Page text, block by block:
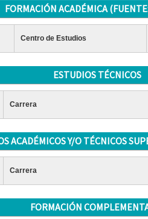
FORMACIÓN ACADÉMICA
Centro de Estudios
ESTUDIOS TÉCNICOS
Carrera
ACADÉMICOS Y/O TÉCNICOS
Carrera
FORMACIÓN